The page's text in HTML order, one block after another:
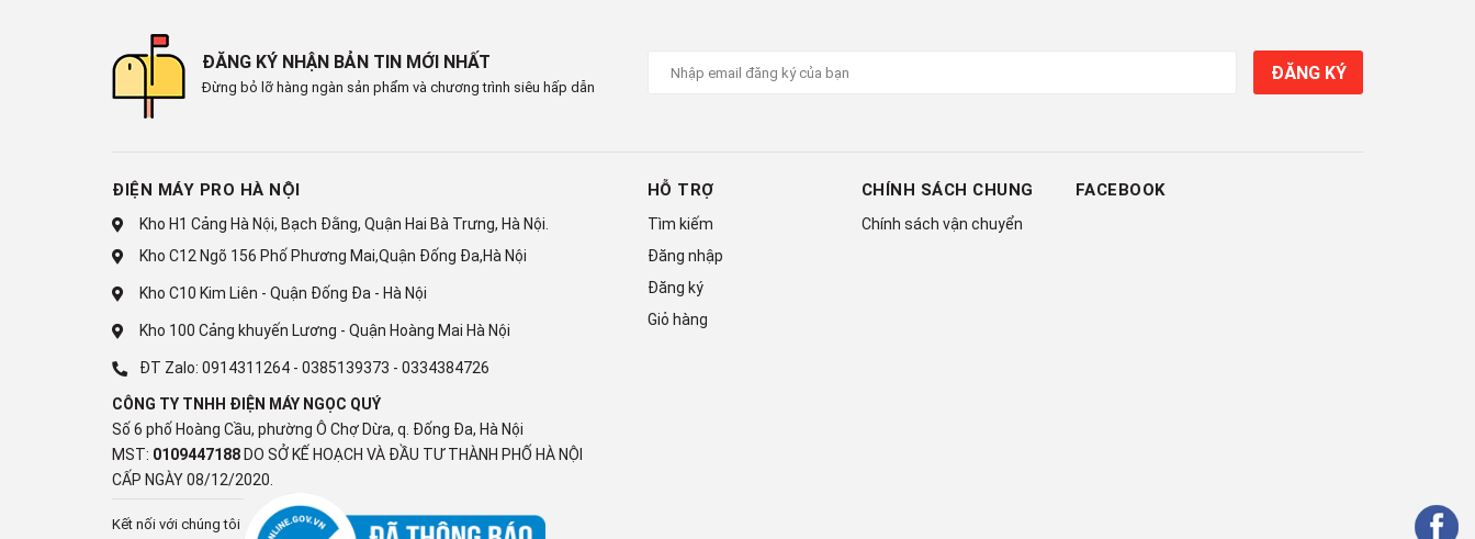
Diệt khuẩn 99,99% toàn bộ ngăn mát nhờ công nghệ
Blue
Ag+
Công nghệ Blue Ag+ trên tủ lạnh Panasonic, khi vận hành sử dụng ánh sáng xanh kích hoạt tinh thể bạc Ag+ lan
trọn vẹn dinh dưỡng, đảm bảo an toàn thực phẩm.
ĐĂNG KÝ NHẬN BẢN TIN MỚI NHẤT
Đừng bỏ lỡ hàng ngàn sản phẩm và chương trình siêu hấp dẫn
ĐĂNG KÝ
ĐIỆN MÁY PRO HÀ NỘI
Kho H1 Cảng Hà Nội, Bạch Đằng, Quận Hai Bà Trưng, Hà Nội.
Kho C12 Ngõ 156 Phố Phương Mai,Quận Đống Đa,Hà Nội
Kho C10 Kim Liên - Quận Đống Đa - Hà Nội
Kho 100 Cảng khuyến Lương - Quận Hoàng Mai Hà Nội
ĐT Zalo: 0914311264 - 0385139373 - 0334384726
CÔNG TY TNHH ĐIỆN MÁY NGỌC QUÝ
Số 6 phố Hoàng Cầu, phường Ô Chợ Dừa, q. Đống Đa, Hà Nội
MST: 0109447188DO SỞ KẾ HOẠCH VÀ ĐẦU TƯ THÀNH PHỐ HÀ NỘI
CẤP NGÀY 08/12/2020.
Kết nối với chúng tôi
HỖ TRỢ
Tìm kiếm
Đăng nhập
Đăng ký
Giỏ hàng
CHÍNH SÁCH CHUNG
Chính sách vận chuyển
FACEBOOK